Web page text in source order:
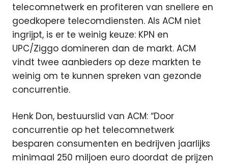
telecomnetwerk en profiteren van snellere en
goedkopere telecomdiensten. Als ACM niet
ingrijpt, is er te weinig keuze: KPN en
UPC/Ziggo domineren dan de markt. ACM
vindt twee aanbieders op deze markten te
weinig om te kunnen spreken van gezonde
concurrentie.
Henk Don, bestuurslid van ACM: “Door
concurrentie op het telecomnetwerk
besparen consumenten en bedrijven jaarlijks
minimaal 250 miljoen euro doordat de prijzen